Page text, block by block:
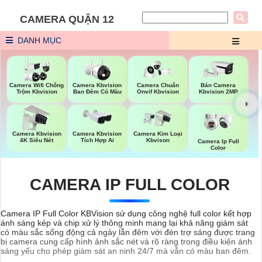
CAMERA QUẬN 12
DANH MỤC
Camera Wifi Chống
Trộm Kbvision
Camera Kbvision
Ban Đêm Có Màu
Camera Chuẩn
Onvif Kbvision
Bán Camera
Kbvision 2MP
Camera Kbvision
4K Siêu Nét
Camera Kbvision
Tích Hợp Ai
Camera Kim Loại
Kbvison
Camera Ip Full
Color
CAMERA IP FULL COLOR
Camera IP Full Color KBVision sử dụng công nghệ full color kết hợp
ánh sáng kép và chip xử lý thông minh mang lại khả năng giám sát
có màu sắc sống động cả ngày lẫn đêm với đèn trợ sáng được trang
bị camera cung cấp hình ảnh sắc nét và rõ ràng trong điều kiện ánh
sáng yếu cho phép giám sát an ninh 24/7 mà vẫn có màu ban đêm.